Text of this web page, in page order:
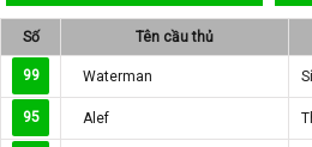
Số Tên cầu thủ
99 Waterman
95 Alef